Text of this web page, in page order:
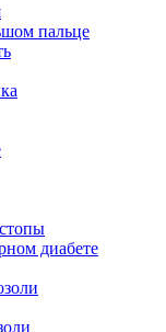
пальце
диабете